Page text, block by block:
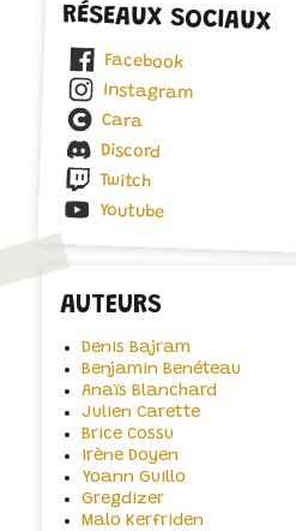
RÉSEAUX SOCIAUX
Facebook
Instagram
Cara
Discord
Twitch
Youtube
AUTEURS
Denis Bajram
Benjamin Benéteau
Anaïs Blanchard
Julien Carette
Brice Cossu
Irène Doyen
Yoann Guillo
Gregdizer
Malo Kerfriden